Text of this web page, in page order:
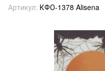
Артикул: КФО-1378 Alisena